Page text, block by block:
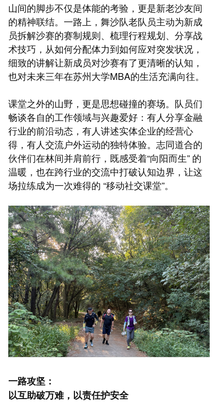
山间的脚步不仅是体能的考验，更是新老沙友间
的精神联结。一路上，舞沙队老队员主动为新成
员拆解沙赛的赛制规则、梳理行程规划、分享战
术技巧，从如何分配体力到如何应对突发状况，
细致的讲解让新成员对沙赛有了更清晰的认知，
也对未来三年在苏州大学MBA的生活充满向往。
课堂之外的山野，更是思想碰撞的赛场。队员们
畅谈各自的工作领域与兴趣爱好：有人分享金融
行业的前沿动态，有人讲述实体企业的经营心
得，有人交流户外运动的独特体验。志同道合的
伙伴们在林间并肩前行，既感受着“向阳而生” 的
温暖，也在跨行业的交流中打破认知边界，让这
场拉练成为一次难得的 “移动社交课堂”。
一路攻坚：
以互助破万难，以责任护安全